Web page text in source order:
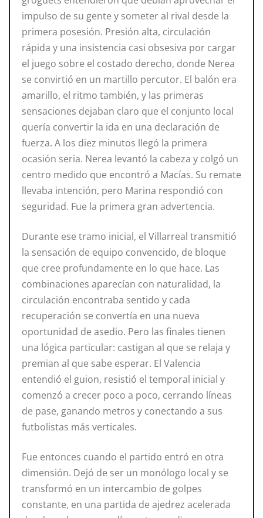
impulso de su gente y someter al rival desde la
primera posesión. Presión alta, circulación
rápida y una insistencia casi obsesiva por cargar
el juego sobre el costado derecho, donde Nerea
se convirtió en un martillo percutor. El balón era
amarillo, el ritmo también, y las primeras
sensaciones dejaban claro que el conjunto local
quería convertir la ida en una declaración de
fuerza. A los diez minutos llegó la primera
ocasión seria. Nerea levantó la cabeza y colgó un
centro medido que encontró a Macías. Su remate
llevaba intención, pero Marina respondió con
seguridad. Fue la primera gran advertencia.
Durante ese tramo inicial, el Villarreal transmitió
la sensación de equipo convencido, de bloque
que cree profundamente en lo que hace. Las
combinaciones aparecían con naturalidad, la
circulación encontraba sentido y cada
recuperación se convertía en una nueva
oportunidad de asedio. Pero las finales tienen
una lógica particular: castigan al que se relaja y
premian al que sabe esperar. El Valencia
entendió el guion, resistió el temporal inicial y
comenzó a crecer poco a poco, cerrando líneas
de pase, ganando metros y conectando a sus
futbolistas más verticales.
Fue entonces cuando el partido entró en otra
dimensión. Dejó de ser un monólogo local y se
transformó en un intercambio de golpes
constante, en una partida de ajedrez acelerada